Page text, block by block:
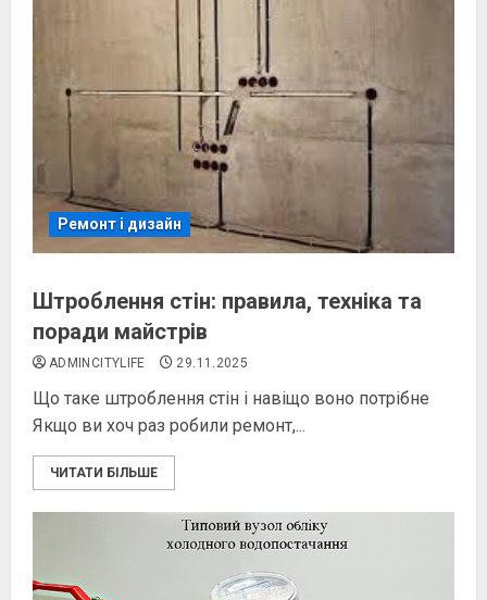
Ремонт і дизайн
Штроблення стін: правила, техніка та
поради майстрів
ADMINCITYLIFE 29.11.2025
Що таке штроблення стін і навіщо воно потрібне
Якщо ви хоч раз робили ремонт,...
ЧИТАТИ БІЛЬШЕ